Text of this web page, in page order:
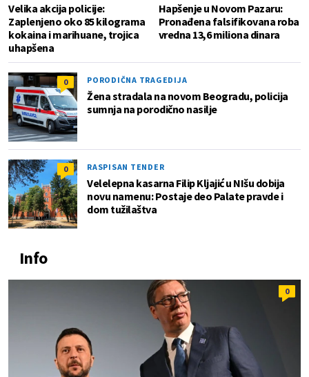
Velika akcija policije:
Zaplenjeno oko 85 kilograma
kokaina i marihuane, trojica
uhapšena
Hapšenje u Novom Pazaru:
Pronađena falsifikovana roba
vredna 13,6 miliona dinara
0 PORODIČNA TRAGEDIJA
Žena stradala na novom Beogradu, policija
sumnja na porodično nasilje
0 RASPISAN TENDER
Velelepna kasarna Filip Kljajić u NIšu dobija
novu namenu: Postaje deo Palate pravde i
dom tužilaštva
Info
0